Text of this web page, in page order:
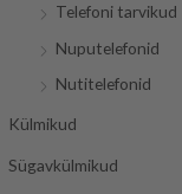
Telefoni tarvikud
Nuputelefonid
Nutitelefonid
Külmikud
Sügavkülmikud